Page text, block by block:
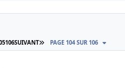
106SUIVANT DERNIÈRE PAGE
PAGE 104 SUR 106